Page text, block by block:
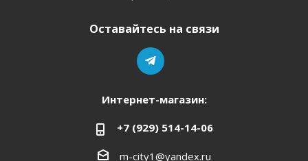
Оставайтесь на связи
Интернет-магазин:
+7 (929) 514-14-06
m-city1@yandex.ru